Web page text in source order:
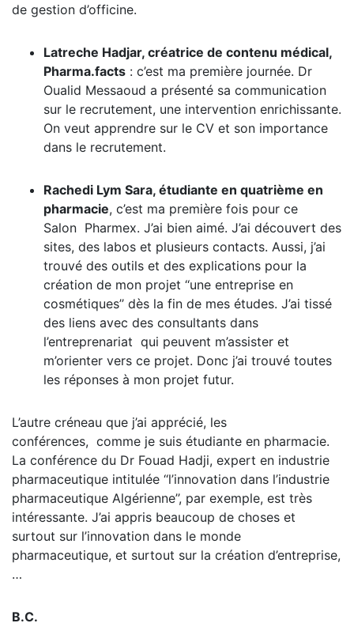
de gestion d’officine.
Latreche Hadjar, créatrice de contenu médical,
Pharma.facts : c’est ma première journée. Dr
Oualid Messaoud a présenté sa communication
sur le recrutement, une intervention enrichissante.
On veut apprendre sur le CV et son importance
dans le recrutement.
Rachedi Lym Sara, étudiante en quatrième en
pharmacie, c’est ma première fois pour ce
Salon Pharmex. J’ai bien aimé. J’ai découvert des
sites, des labos et plusieurs contacts. Aussi, j’ai
trouvé des outils et des explications pour la
création de mon projet ‘‘une entreprise en
cosmétiques’’ dès la fin de mes études. J’ai tissé
des liens avec des consultants dans
l’entreprenariat qui peuvent m’assister et
m’orienter vers ce projet. Donc j’ai trouvé toutes
les réponses à mon projet futur.
L’autre créneau que j’ai apprécié, les
conférences, comme je suis étudiante en pharmacie.
La conférence du Dr Fouad Hadji, expert en industrie
pharmaceutique intitulée ‘‘l’innovation dans l’industrie
pharmaceutique Algérienne’’, par exemple, est très
intéressante. J’ai appris beaucoup de choses et
surtout sur l’innovation dans le monde
pharmaceutique, et surtout sur la création d’entreprise,
…
B.C.